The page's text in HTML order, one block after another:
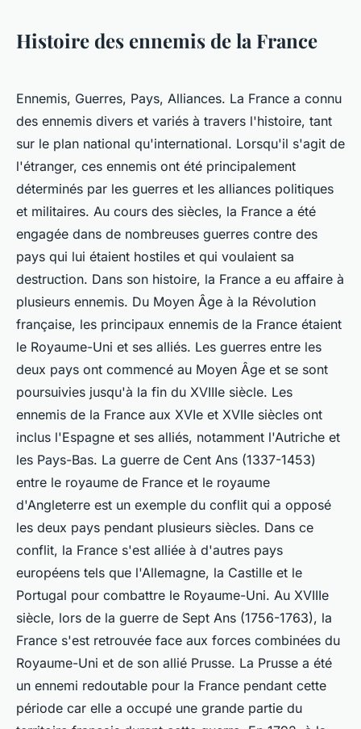
Histoire des ennemis de la France
Ennemis, Guerres, Pays, Alliances. La France a connu
des ennemis divers et variés à travers l'histoire, tant
sur le plan national qu'international. Lorsqu'il s'agit de
l'étranger, ces ennemis ont été principalement
déterminés par les guerres et les alliances politiques
et militaires. Au cours des siècles, la France a été
engagée dans de nombreuses guerres contre des
pays qui lui étaient hostiles et qui voulaient sa
destruction. Dans son histoire, la France a eu affaire à
plusieurs ennemis. Du Moyen Âge à la Révolution
française, les principaux ennemis de la France étaient
le Royaume-Uni et ses alliés. Les guerres entre les
deux pays ont commencé au Moyen Âge et se sont
poursuivies jusqu'à la fin du XVIIIe siècle. Les
ennemis de la France aux XVIe et XVIIe siècles ont
inclus l'Espagne et ses alliés, notamment l'Autriche et
les Pays-Bas. La guerre de Cent Ans (1337-1453)
entre le royaume de France et le royaume
d'Angleterre est un exemple du conflit qui a opposé
les deux pays pendant plusieurs siècles. Dans ce
conflit, la France s'est alliée à d'autres pays
européens tels que l'Allemagne, la Castille et le
Portugal pour combattre le Royaume-Uni. Au XVIIIe
siècle, lors de la guerre de Sept Ans (1756-1763), la
France s'est retrouvée face aux forces combinées du
Royaume-Uni et de son allié Prusse. La Prusse a été
un ennemi redoutable pour la France pendant cette
période car elle a occupé une grande partie du